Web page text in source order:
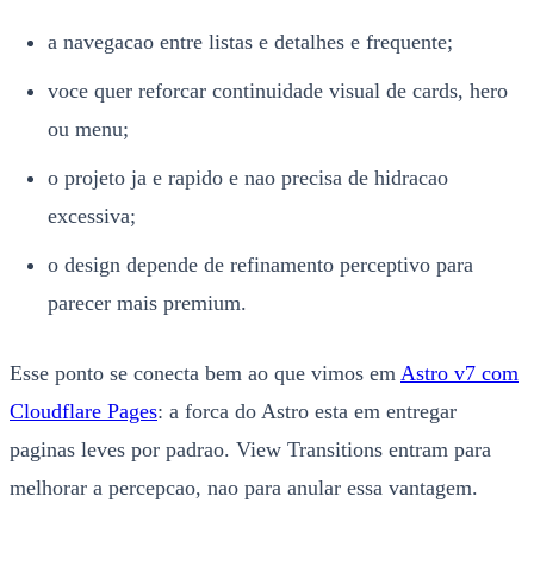
a navegacao entre listas e detalhes e frequente;
voce quer reforcar continuidade visual de cards, hero
ou menu;
o projeto ja e rapido e nao precisa de hidracao
excessiva;
o design depende de refinamento perceptivo para
parecer mais premium.
Esse ponto se conecta bem ao que vimos em Astro v7 com
Cloudflare Pages: a forca do Astro esta em entregar
paginas leves por padrao. View Transitions entram para
melhorar a percepcao, nao para anular essa vantagem.